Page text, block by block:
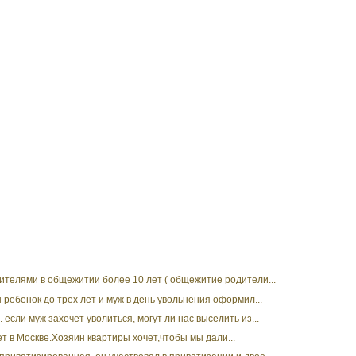
в общежитии более 10 лет ( общежитие родители...
до трех лет и муж в день увольнения оформил...
муж захочет уволиться, могут ли нас выселить из...
в Москве.Хозяин квартиры хочет,чтобы мы дали...